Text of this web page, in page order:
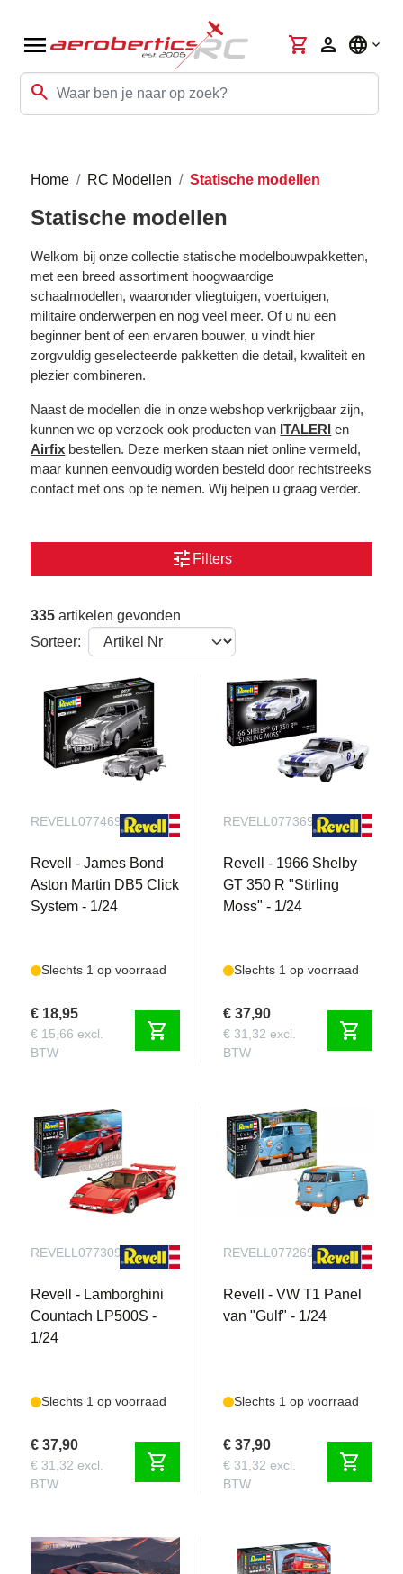
menu
search
shopping_cart person language
Home RC Modellen Statische modellen
Statische modellen
Welkom bij onze collectie statische modelbouwpakketten,
met een breed assortiment hoogwaardige
schaalmodellen, waaronder vliegtuigen, voertuigen,
militaire onderwerpen en nog veel meer. Of u nu een
beginner bent of een ervaren bouwer, u vindt hier
zorgvuldig geselecteerde pakketten die detail, kwaliteit en
plezier combineren.
Naast de modellen die in onze webshop verkrijgbaar zijn,
kunnen we op verzoek ook producten van ITALERI en
Airfix bestellen. Deze merken staan niet online vermeld,
maar kunnen eenvoudig worden besteld door rechtstreeks
contact met ons op te nemen. Wij helpen u graag verder.
tune Filters
335 artikelen gevonden
Sorteer:
REVELL077469090
Revell - James Bond
Aston Martin DB5 Click
System - 1/24
Slechts 1 op voorraad
€ 18,95
€ 15,66 excl.
BTW
shopping_cart
REVELL077369090
Revell - 1966 Shelby
GT 350 R "Stirling
Moss" - 1/24
Slechts 1 op voorraad
€ 37,90
€ 31,32 excl.
BTW
shopping_cart
REVELL077309090
Revell - Lamborghini
Countach LP500S -
1/24
Slechts 1 op voorraad
€ 37,90
€ 31,32 excl.
BTW
shopping_cart
REVELL077269090
Revell - VW T1 Panel
van "Gulf" - 1/24
Slechts 1 op voorraad
€ 37,90
€ 31,32 excl.
BTW
shopping_cart